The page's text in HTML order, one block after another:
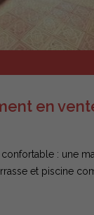
en
: une
et piscine